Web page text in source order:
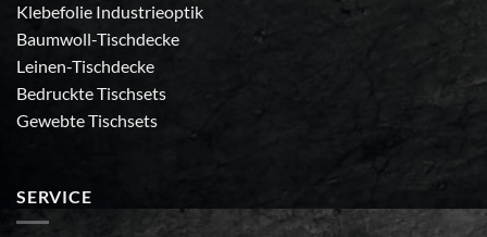
Klebefolie Industrieoptik
Baumwoll-Tischdecke
Leinen-Tischdecke
Bedruckte Tischsets
Gewebte Tischsets
SERVICE